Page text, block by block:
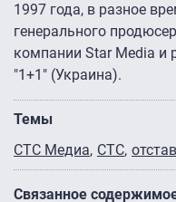
1997 года, в разное
генерального
компании Star Media и
"1+1″ (Украина).
Темы
СТС Медиа СТС
Связанное